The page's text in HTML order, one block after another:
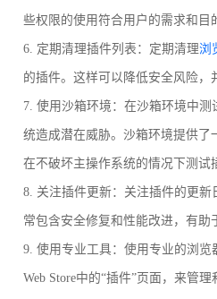
些权限的使用符合用户的需求和目
6. 定期清理插件列表：定期清理浏
的插件。这样可以降低安全风险，
7. 使用沙箱环境：在沙箱环境中
统造成潜在威胁。沙箱环境提供了
在不破坏主操作系统的情况下测试
8. 关注插件更新：关注插件的更
常包含安全修复和性能改进，有助
9. 使用专业工具：使用专业的浏览
Web Store中的“插件”页面，来管